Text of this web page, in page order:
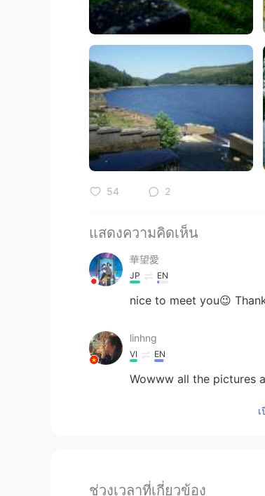
54 2
แสดงความคิดเห็น
華望愛
JP EN
nice to meet you😉
linhng
VI EN
Wowww all the pictures
ช่วงเวลาที่เกี่ยวข้อง